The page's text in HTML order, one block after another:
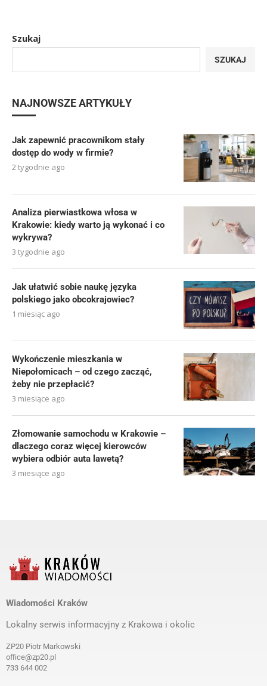
Szukaj
SZUKAJ
NAJNOWSZE ARTYKUŁY
Jak zapewnić pracownikom stały
dostęp do wody w firmie?
2 tygodnie ago
Analiza pierwiastkowa włosa w
Krakowie: kiedy warto ją wykonać i co
wykrywa?
3 tygodnie ago
Jak ułatwić sobie naukę języka
polskiego jako obcokrajowiec?
1 miesiąc ago
Wykończenie mieszkania w
Niepołomicach – od czego zacząć,
żeby nie przepłacić?
3 miesiące ago
Złomowanie samochodu w Krakowie –
dlaczego coraz więcej kierowców
wybiera odbiór auta lawetą?
3 miesiące ago
Wiadomości Kraków
Lokalny serwis informacyjny z Krakowa i okolic
ZP20 Piotr Markowski
office@zp20.pl
733 644 002